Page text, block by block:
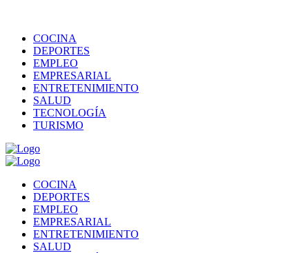
COCINA
DEPORTES
EMPLEO
EMPRESARIAL
ENTRETENIMIENTO
SALUD
TECNOLOGÍA
TURISMO
COCINA
DEPORTES
EMPLEO
EMPRESARIAL
ENTRETENIMIENTO
SALUD